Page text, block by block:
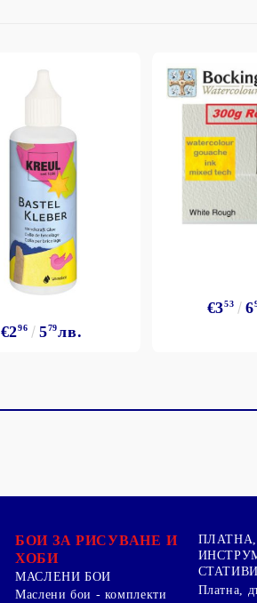
€296 579лв.
€353 6
БОИ ЗА РИСУВАНЕ И
ХОБИ
МАСЛЕНИ БОИ
Маслени бои - комплекти
ПЛАТНА,
Платна,